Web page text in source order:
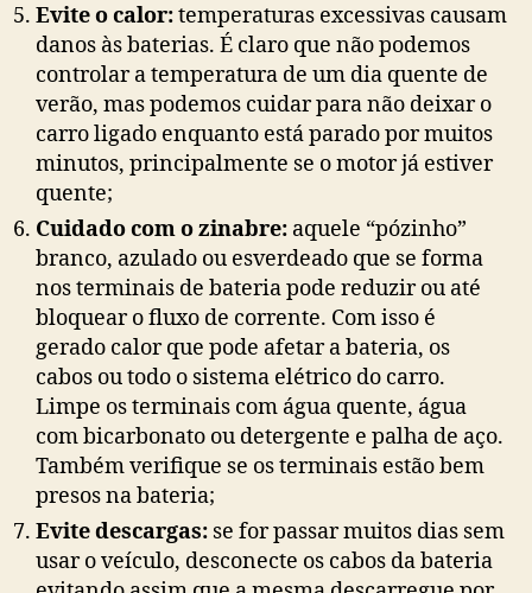
Evite o calor:temperaturas excessivas causam
danos às baterias. É claro que não podemos
controlar a temperatura de um dia quente de
verão, mas podemos cuidar para não deixar o
carro ligado enquanto está parado por muitos
minutos, principalmente se o motor já estiver
quente;
Cuidado com o zinabre: aquele “pózinho”
branco, azulado ou esverdeado que se forma
nos terminais de bateria pode reduzir ou até
bloquear o fluxo de corrente. Com isso é
gerado calor que pode afetar a bateria, os
cabos ou todo o sistema elétrico do carro.
Limpe os terminais com água quente, água
com bicarbonato ou detergente e palha de aço.
Também verifique se os terminais estão bem
presos na bateria;
Evite descargas: se for passar muitos dias sem
usar o veículo, desconecte os cabos da bateria